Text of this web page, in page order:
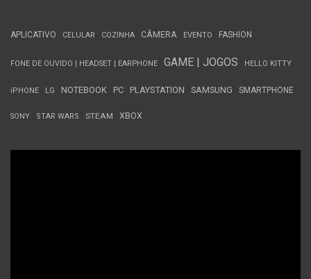
APLICATIVO CELULAR COZINHA CÂMERA EVENTO FASHION
FONE DE OUVIDO | HEADSET | EARPHONE GAME | JOGOS HELLO KITTY
iPHONE LG NOTEBOOK PC PLAYSTATION SAMSUNG SMARTPHONE
SONY STAR WARS STEAM XBOX